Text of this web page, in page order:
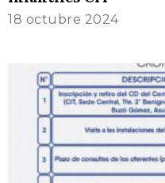
18 octubre 2024